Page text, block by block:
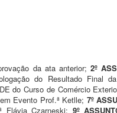
da ata anterior;2º
do Resultado Final
do Curso de Comércio
Evento Prof.ª Ketlle; 7º
Flávia Czarneski; 9º